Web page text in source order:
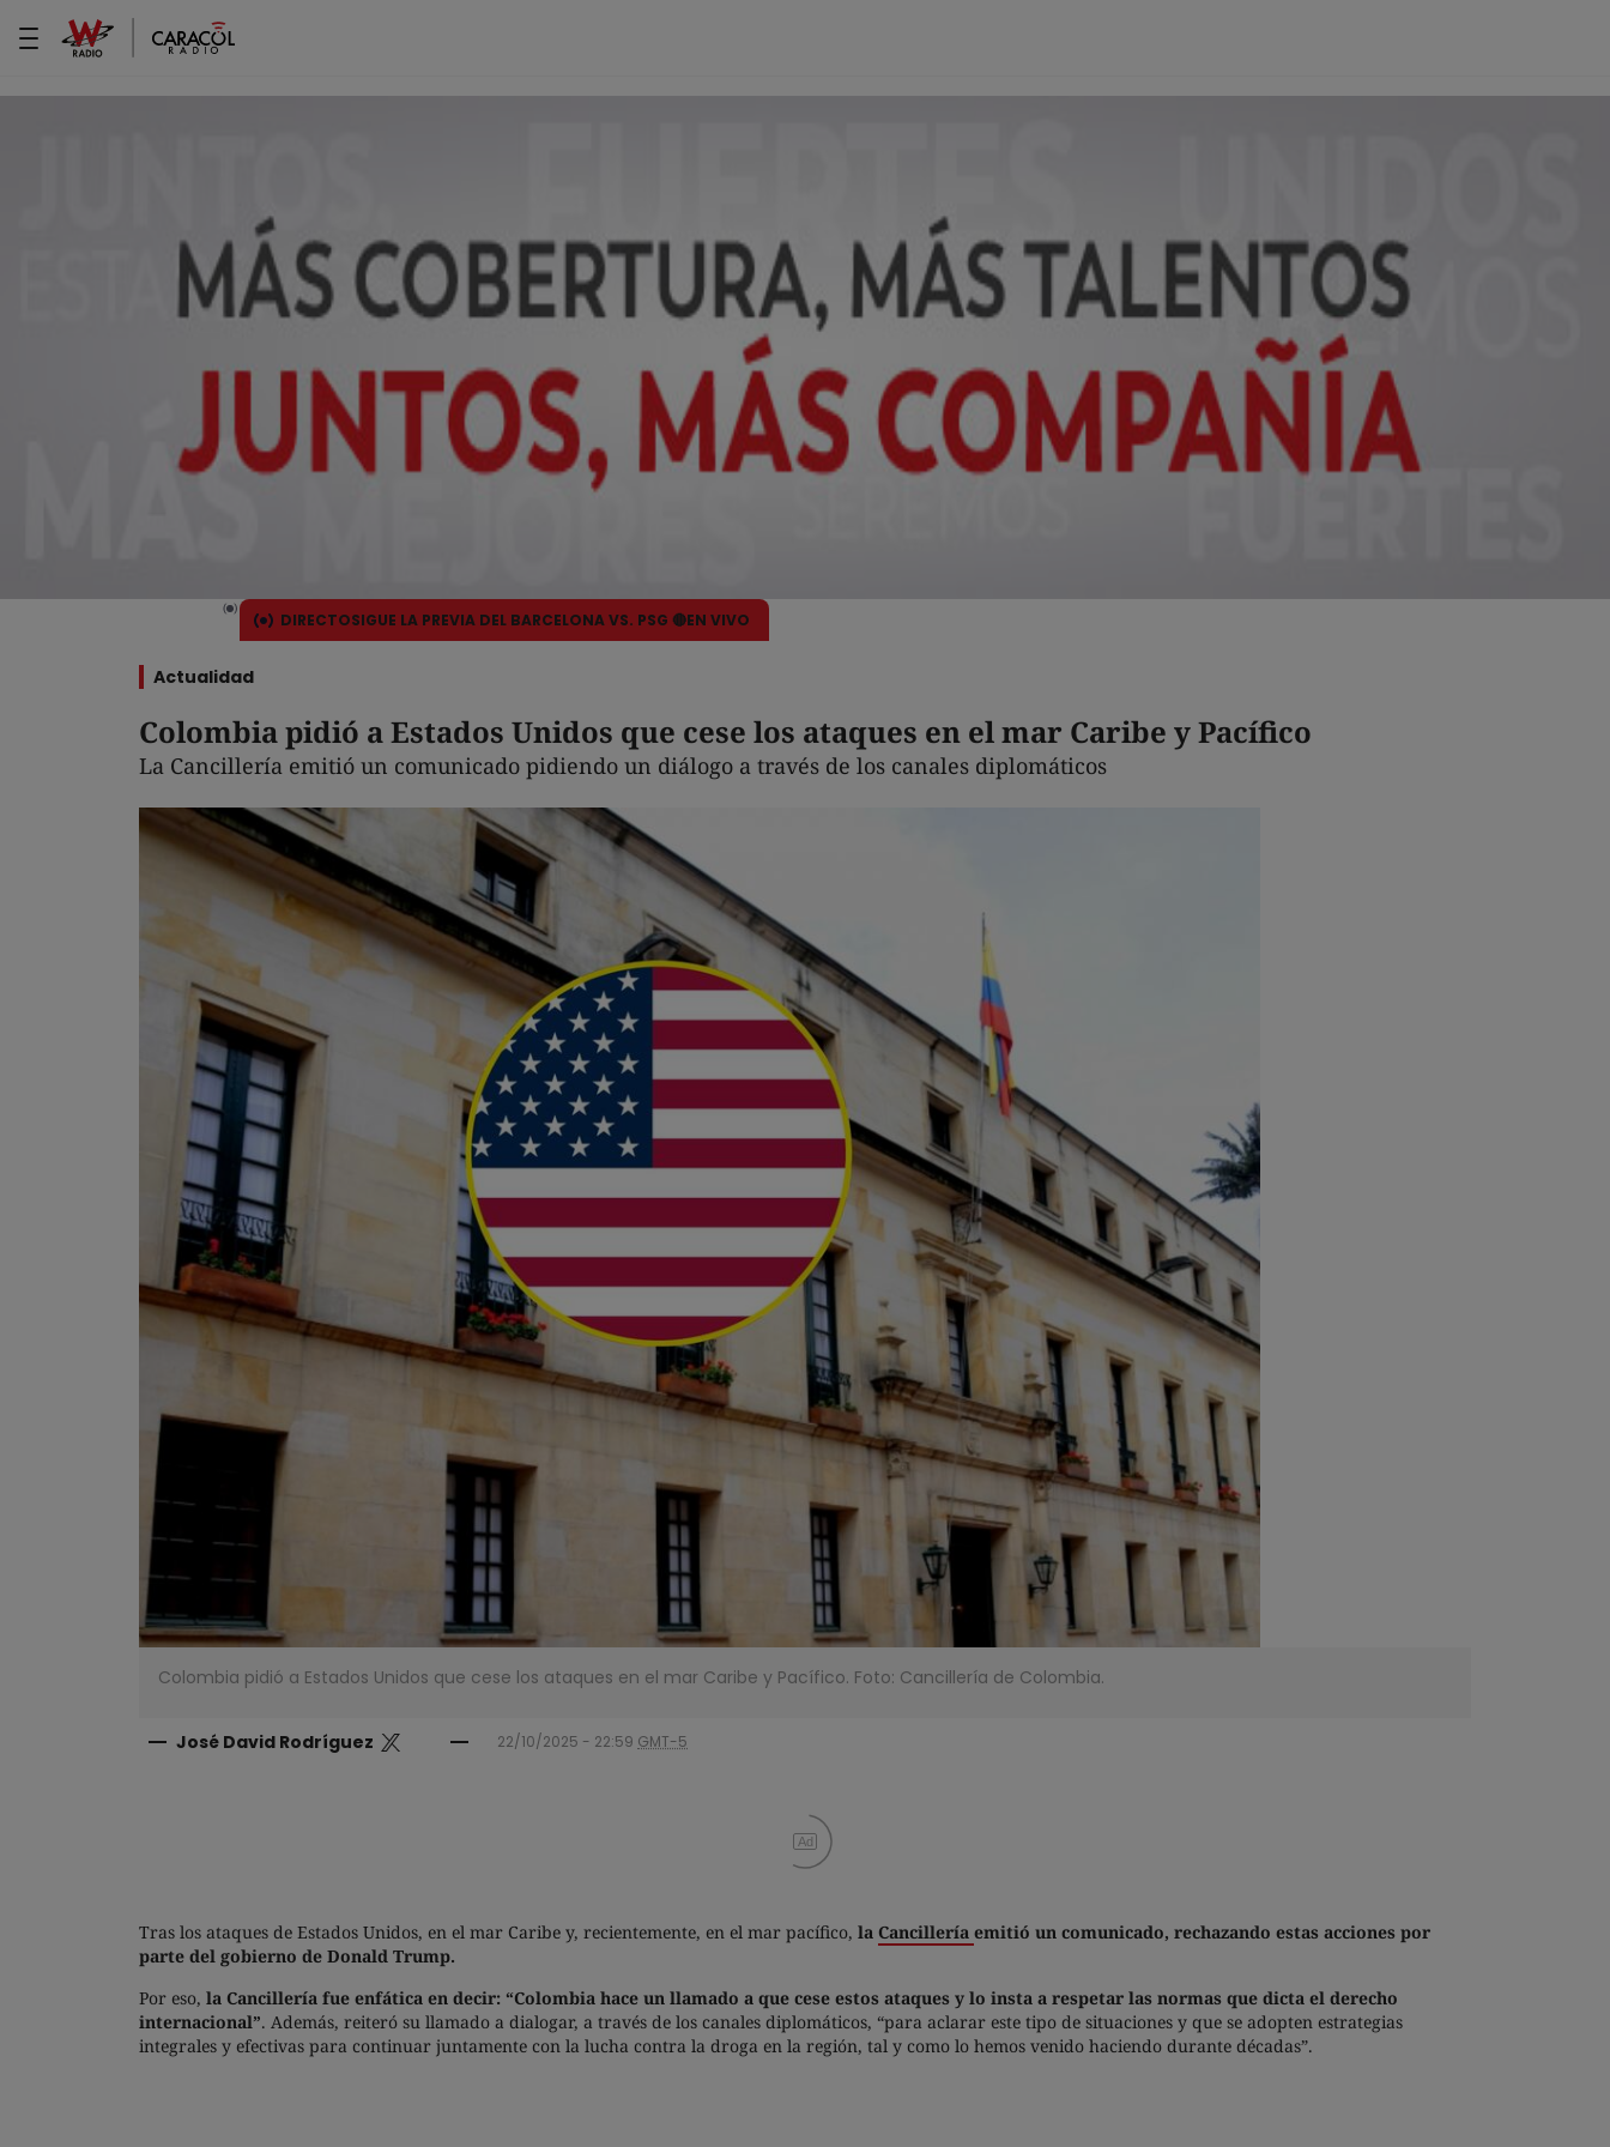
DIRECTOSIGUE LA PREVIA DEL BARCELONA VS. PSG 🔴EN VIVO
Actualidad
Colombia pidió a Estados Unidos que cese los ataques en el mar Caribe y Pacífico
La Cancillería emitió un comunicado pidiendo un diálogo a través de los canales diplomáticos
Colombia pidió a Estados Unidos que cese los ataques en el mar Caribe y Pacífico. Foto: Cancillería de Colombia.
José David Rodríguez 22/10/2025 - 22:59 GMT-5
Ad
Tras los ataques de Estados Unidos, en el mar Caribe y, recientemente, en el mar pacífico, la Cancillería emitió un comunicado, rechazando estas acciones por
parte del gobierno de Donald Trump.
Por eso, la Cancillería fue enfática en decir: “Colombia hace un llamado a que cese estos ataques y lo insta a respetar las normas que dicta el derecho
internacional”. Además, reiteró su llamado a dialogar, a través de los canales diplomáticos, “para aclarar este tipo de situaciones y que se adopten estrategias
integrales y efectivas para continuar juntamente con la lucha contra la droga en la región, tal y como lo hemos venido haciendo durante décadas”.